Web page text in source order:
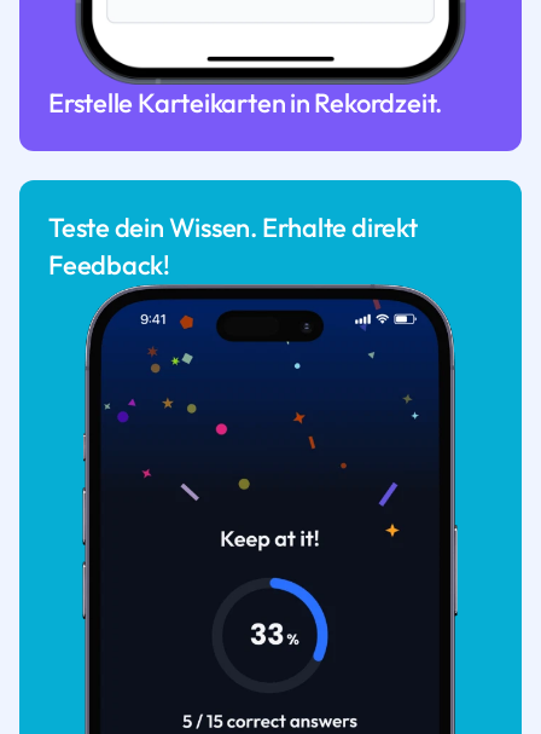
Erstelle Karteikarten in Rekordzeit.
Teste dein Wissen. Erhalte direkt
Feedback!